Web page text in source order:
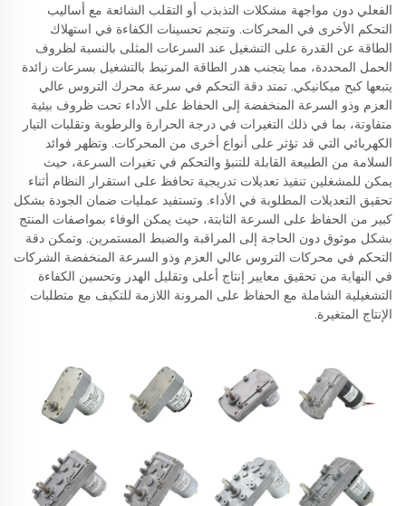
الفعلي دون مواجهة مشكلات التذبذب أو التقلب الشائعة مع أساليب
التحكم الأخرى في المحركات. وتنجم تحسينات الكفاءة في استهلاك
الطاقة عن القدرة على التشغيل عند السرعات المثلى بالنسبة لظروف
الحمل المحددة، مما يتجنب هدر الطاقة المرتبط بالتشغيل بسرعات زائدة
يتبعها كبح ميكانيكي. تمتد دقة التحكم في سرعة محرك التروس عالي
العزم وذو السرعة المنخفضة إلى الحفاظ على الأداء تحت ظروف بيئية
متفاوتة، بما في ذلك التغيرات في درجة الحرارة والرطوبة وتقلبات التيار
الكهربائي التي قد تؤثر على أنواع أخرى من المحركات. وتظهر فوائد
السلامة من الطبيعة القابلة للتنبؤ والتحكم في تغيرات السرعة، حيث
يمكن للمشغلين تنفيذ تعديلات تدريجية تحافظ على استقرار النظام أثناء
تحقيق التعديلات المطلوبة في الأداء. وتستفيد عمليات ضمان الجودة بشكل
كبير من الحفاظ على السرعة الثابتة، حيث يمكن الوفاء بمواصفات المنتج
بشكل موثوق دون الحاجة إلى المراقبة والضبط المستمرين. وتمكن دقة
التحكم في محركات التروس عالي العزم وذو السرعة المنخفضة الشركات
في النهاية من تحقيق معايير إنتاج أعلى وتقليل الهدر وتحسين الكفاءة
التشغيلية الشاملة مع الحفاظ على المرونة اللازمة للتكيف مع متطلبات
الإنتاج المتغيرة.